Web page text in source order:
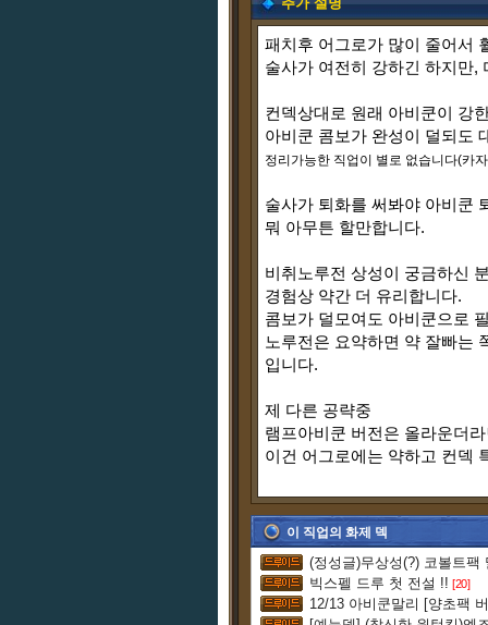
패치후 어그로가 많이 줄어서
술사가 여전히 강하긴 하지만,
컨덱상대로 원래 아비쿤이 강
아비쿤 콤보가 완성이 덜되도
정리가능한 직업이 별로 없습니다(카
술사가 퇴화를 써봐야 아비쿤
뭐 아무튼 할만합니다.
비취노루전 상성이 궁금하신
경험상 약간 더 유리합니다.
콤보가 덜모여도 아비쿤으로
노루전은 요약하면 약 잘빠는
입니다.
제 다른 공략중
램프아비쿤 버전은 올라운더
이건 어그로에는 약하고 컨덱
이 직업의 화제 덱
(정성글)무상성(?) 코볼트팩
빅스펠 드루 첫 전설 !! [20]
12/13 아비쿤말리 [양초팩